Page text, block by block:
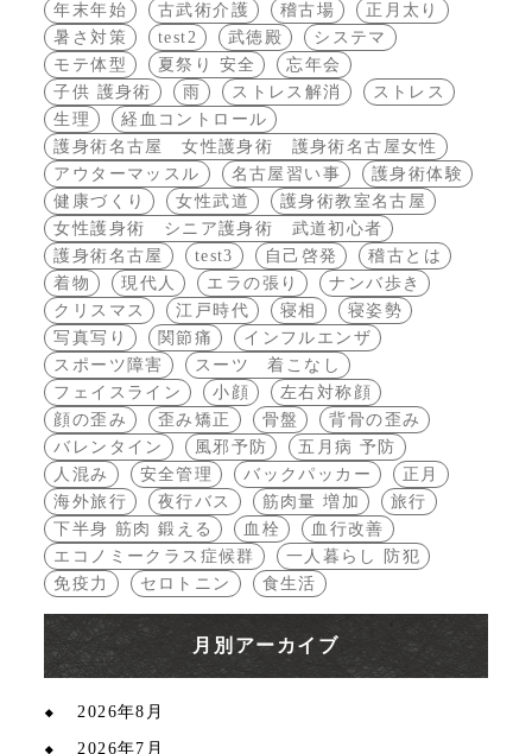
年末年始
古武術介護 稽古場
正月太り
暑さ対策
test2 武徳殿
システマ
モテ体型
夏祭り 安全
忘年会
子供 護身術
雨 ストレス解消
ストレス
生理
経血コントロール
護身術名古屋 女性護身術 護身術名古屋女性
アウターマッスル
名古屋習い事
護身術体験
健康づくり
女性武道
護身術教室名古屋
女性護身術 シニア護身術 武道初心者
護身術名古屋
test3 自己啓発
稽古とは
着物
現代人 エラの張り
ナンバ歩き
クリスマス
江戸時代 寝相
寝姿勢
写真写り
関節痛
インフルエンザ
スポーツ障害
スーツ 着こなし
フェイスライン
小顔
左右対称顔
顔の歪み
歪み矯正 骨盤
背骨の歪み
バレンタイン
風邪予防
五月病 予防
人混み
安全管理 バックパッカー
正月
海外旅行
夜行バス 筋肉量 増加
旅行
下半身 筋肉 鍛える
血栓
血行改善
エコノミークラス症候群
一人暮らし 防犯
免疫力
セロトニン 食生活
月別アーカイブ
2026年8月
2026年7月